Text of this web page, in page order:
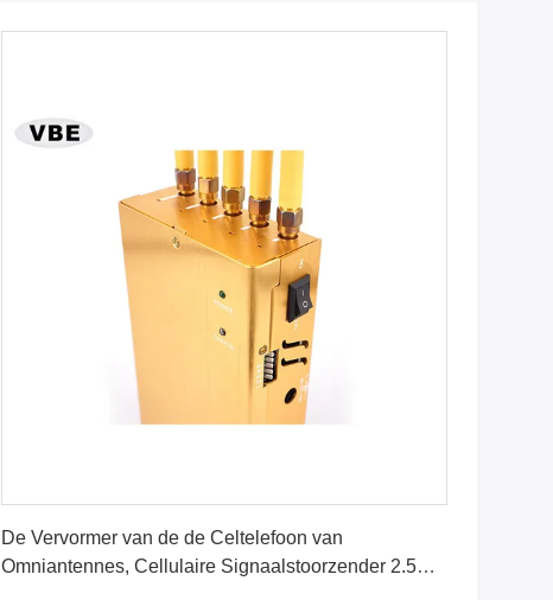
De Vervormer van de de Celtelefoon van
Omniantennes, Cellulaire Signaalstoorzender 2.5W